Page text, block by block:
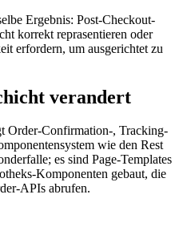
Ergebnis: Post-Checkout-
korrekt reprasentieren oder
erfordern, um ausgerichtet zu
verandert
Order-Confirmation-, Tracking-
wie den Rest
es sind Page-Templates
Komponenten gebaut, die
APIs abrufen.